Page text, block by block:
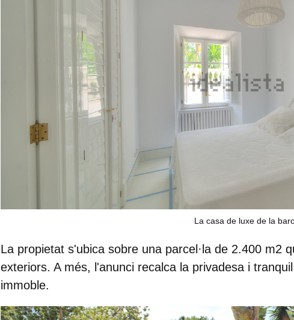
La casa de luxe de la
La propietat s'ubica sobre una parcel·la de 2.400 m2
exteriors. A més, l'anunci recalca la privadesa i
immoble.